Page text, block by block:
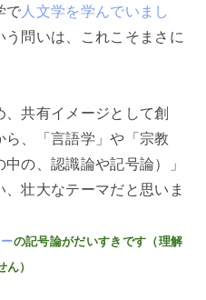
で 人文学を学んでいまし
問いは、これこそまさに
、共有イメージとして創
、「言語学」や「宗教
の、認識論や記号論）」
壮大なテーマだと思いま
の記号論がだいすきです（理解
）